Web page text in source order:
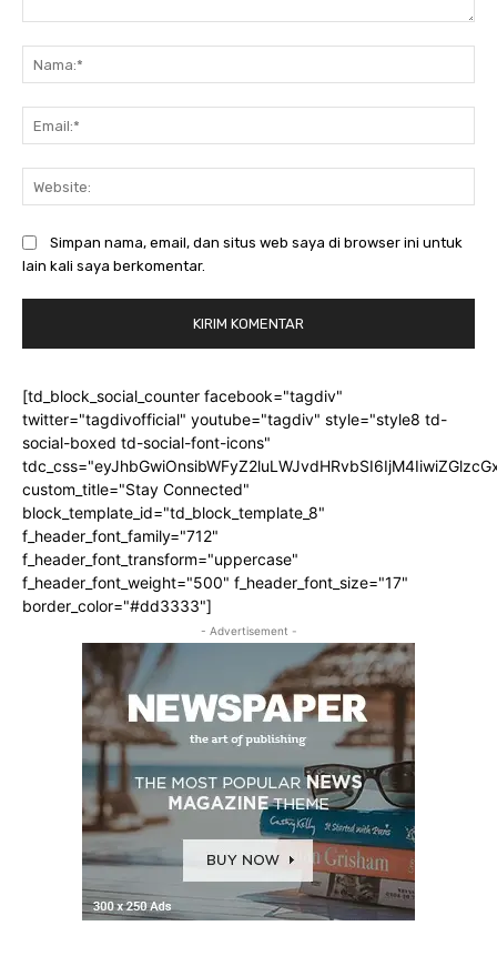
Simpan nama, email, dan situs web saya di browser ini untuk
lain kali saya berkomentar.
[td_block_social_counter facebook="tagdiv"
twitter="tagdivofficial" youtube="tagdiv" style="style8 td-
social-boxed td-social-font-icons"
custom_title="Stay Connected"
block_template_id="td_block_template_8"
f_header_font_family="712"
f_header_font_transform="uppercase"
f_header_font_weight="500" f_header_font_size="17"
border_color="#dd3333"]
- Advertisement -